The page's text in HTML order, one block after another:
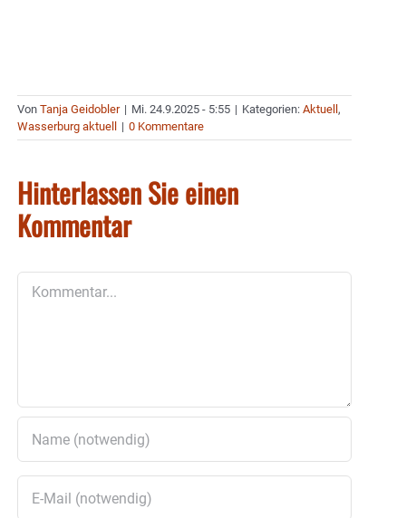
Von Tanja Geidobler | Mi. 24.9.2025 - 5:55 | Kategorien: Aktuell ,
Wasserburg aktuell
| 0 Kommentare
Hinterlassen Sie einen
Kommentar